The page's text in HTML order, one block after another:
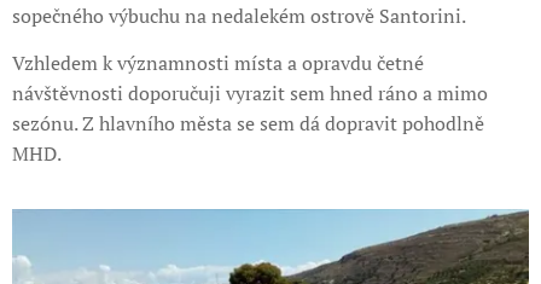
sopečného výbuchu na nedalekém ostrově Santorini.
Vzhledem k významnosti místa a opravdu četné
návštěvnosti doporučuji vyrazit sem hned ráno a mimo
sezónu. Z hlavního města se sem dá dopravit pohodlně
MHD.